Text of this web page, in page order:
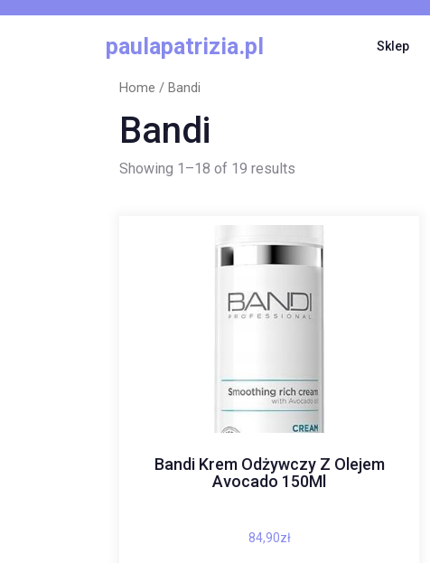
paulapatrizia.pl Sklep
Home / Bandi
Bandi
Showing 1–18 of 19 results
Bandi Krem Odżywczy Z Olejem
Avocado 150Ml
84,90zł